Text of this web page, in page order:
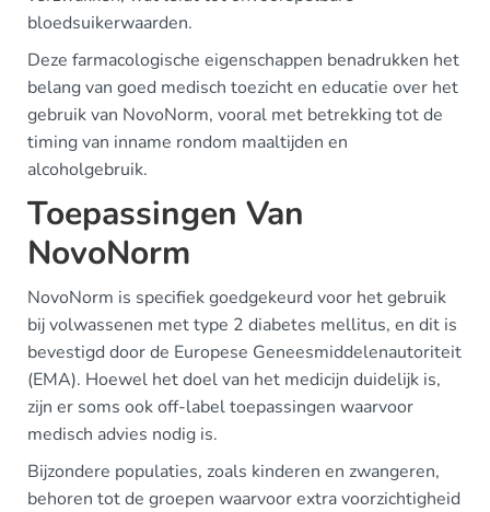
bloedsuikerwaarden.
Deze farmacologische eigenschappen benadrukken het
belang van goed medisch toezicht en educatie over het
gebruik van NovoNorm, vooral met betrekking tot de
timing van inname rondom maaltijden en
alcoholgebruik.
Toepassingen Van
NovoNorm
NovoNorm is specifiek goedgekeurd voor het gebruik
bij volwassenen met type 2 diabetes mellitus, en dit is
bevestigd door de Europese Geneesmiddelenautoriteit
(EMA). Hoewel het doel van het medicijn duidelijk is,
zijn er soms ook off-label toepassingen waarvoor
medisch advies nodig is.
Bijzondere populaties, zoals kinderen en zwangeren,
behoren tot de groepen waarvoor extra voorzichtigheid